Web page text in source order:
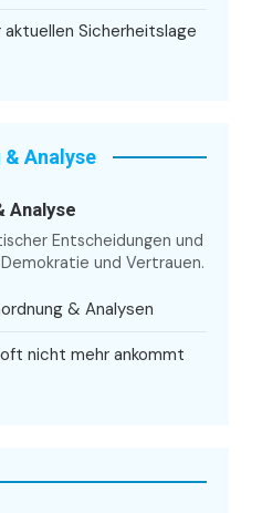
aktuellen Sicherheitslage
& Analyse
Analyse
Entscheidungen und
und Vertrauen.
& Analysen
nicht mehr ankommt